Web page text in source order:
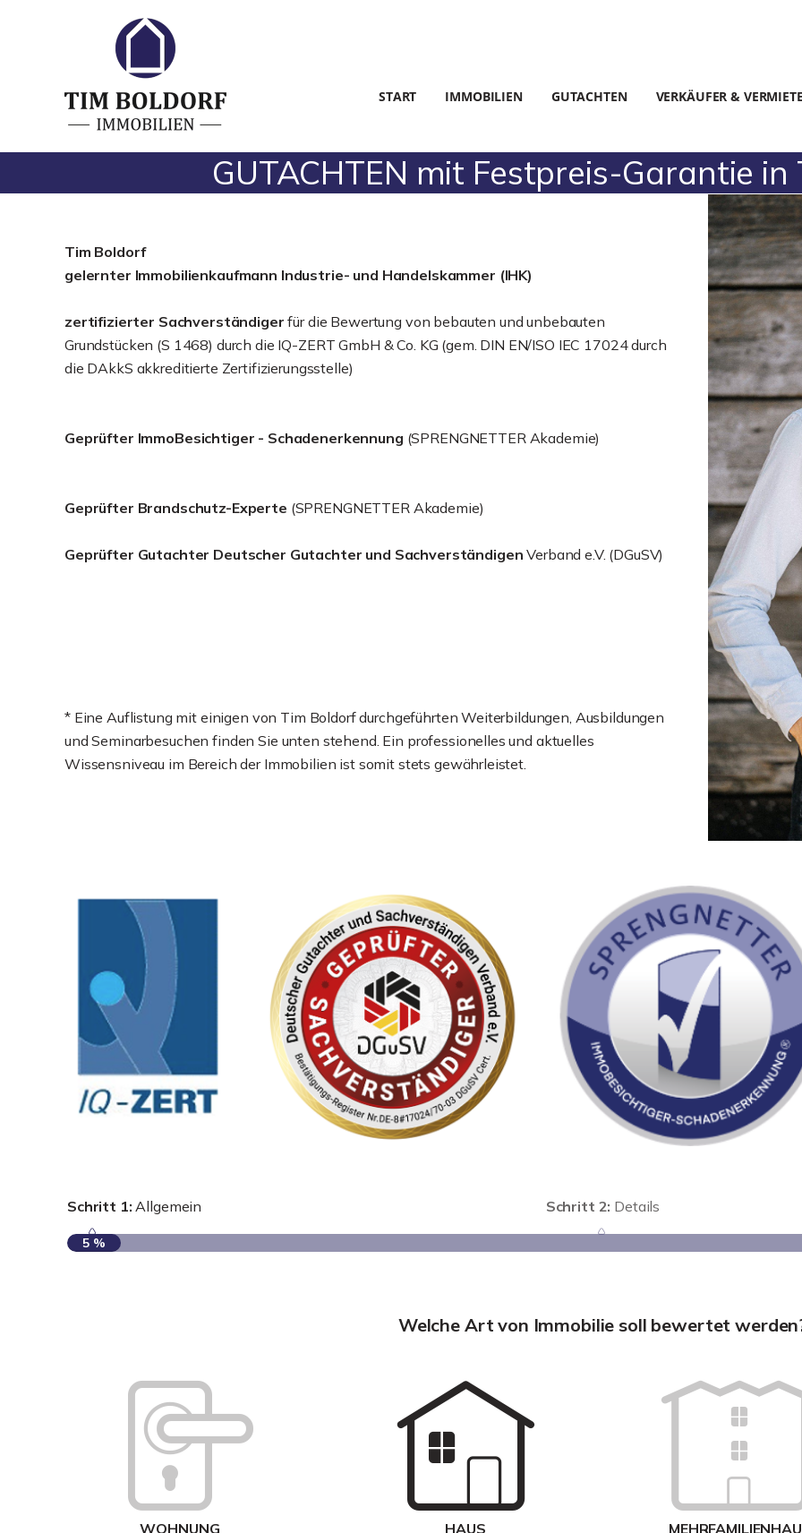
START IMMOBILIEN GUTACHTEN VERKÄUFER &
GUTACHTEN mit Festpreis-Garantie in
Tim Boldorf
gelernter Immobilienkaufmann Industrie- und Handelskammer (IHK)
zertifizierter Sachverständiger für die Bewertung von bebauten und unbebauten
Grundstücken (S 1468) durch die IQ-ZERT GmbH & Co. KG (gem. DIN EN/ISO IEC 17024 durch
die DAkkS akkreditierte Zertifizierungsstelle)
Geprüfter ImmoBesichtiger - Schadenerkennung (SPRENGNETTER Akademie)
Geprüfter Brandschutz-Experte (SPRENGNETTER Akademie)
Geprüfter Gutachter Deutscher Gutachter und Sachverständigen Verband e.V. (DGuSV)
* Eine Auflistung mit einigen von Tim Boldorf durchgeführten Weiterbildungen, Ausbildungen
und Seminarbesuchen finden Sie unten stehend. Ein professionelles und aktuelles
Wissensniveau im Bereich der Immobilien ist somit stets gewährleistet.
Schritt 1: Allgemein Schritt 2: Details
5 %
Welche Art von Immobilie soll bewertet
WOHNUNG HAUS